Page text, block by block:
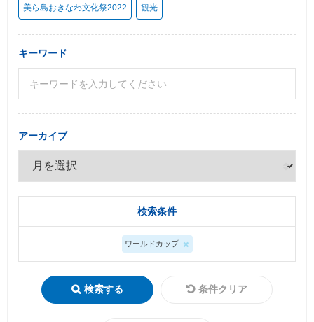
美ら島おきなわ文化祭2022 観光
キーワード
アーカイブ
検索条件
ワールドカップ
検索する 条件クリア